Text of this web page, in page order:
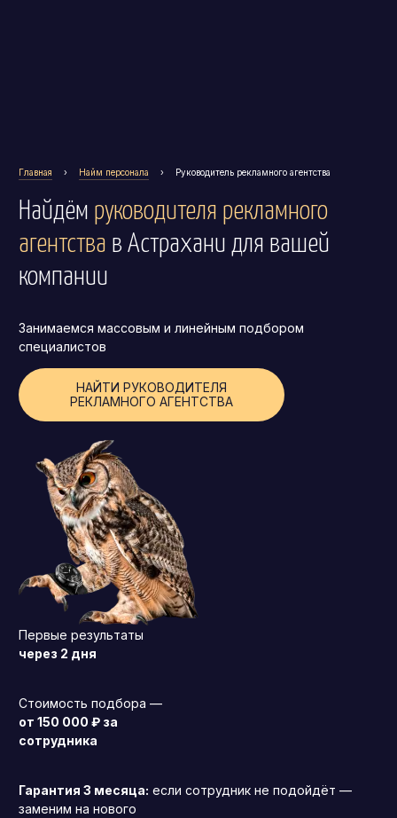
Операционный директор (COO)
Директор по персоналу (HR-директор)
Директор по стратегическому развитию
Финансовый директор (CFO)
Мировой HR
Франшиза
Главная › Найм персонала › Руководитель рекламного агентства
Найдём руководителя рекламного
агентства в Астрахани для вашей
компании
Занимаемся массовым и линейным подбором
специалистов
НАЙТИ РУКОВОДИТЕЛЯ
РЕКЛАМНОГО АГЕНТСТВА
Первые результаты
через 2 дня
Стоимость подбора —
от 150 000 ₽ за
сотрудника
Гарантия 3 месяца: если сотрудник не подойдёт —
заменим на нового